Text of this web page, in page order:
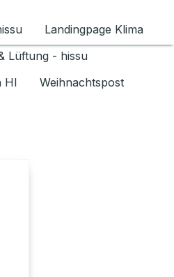
Landingpage Klima
Lüftung - hissu
HI
Weihnachtspost